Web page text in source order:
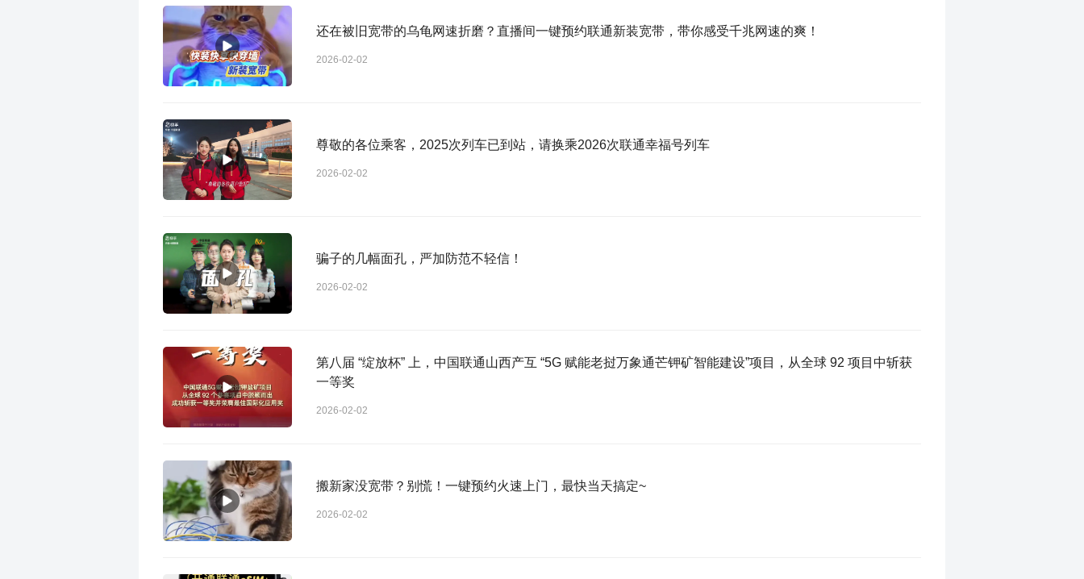
还在被旧宽带的乌龟网速折磨？直播间一键预约联通新装宽带，带你感受千兆网速的爽！
2026-02-02
尊敬的各位乘客，2025次列车已到站，请换乘2026次联通幸福号列车
2026-02-02
骗子的几幅面孔，严加防范不轻信！
2026-02-02
第八届 “绽放杯” 上，中国联通山西产互 “5G 赋能老挝万象通芒钾矿智能建设”项目，从全球 92 项目中斩获
一等奖
2026-02-02
搬新家没宽带？别慌！一键预约火速上门，最快当天搞定~
2026-02-02